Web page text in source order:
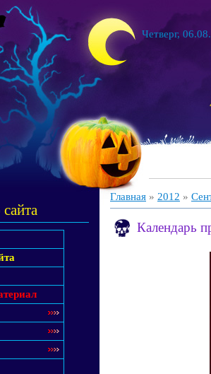
Четверг,
Главная » 2012 »
Календарь